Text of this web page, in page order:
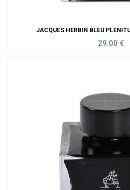
JACQUES HERBIN BLEU
29.00 €